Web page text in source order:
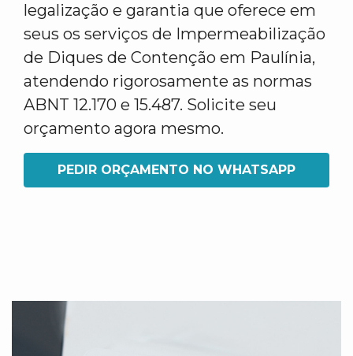
legalização e garantia que oferece em
seus os serviços de Impermeabilização
de Diques de Contenção em Paulínia,
atendendo rigorosamente as normas
ABNT 12.170 e 15.487. Solicite seu
orçamento agora mesmo.
PEDIR ORÇAMENTO NO WHATSAPP